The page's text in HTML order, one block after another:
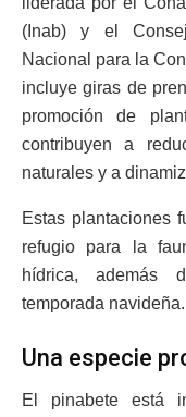
(Inab) y el
Nacional para la
incluye giras de
promoción de
contribuyen a
naturales y a
Estas plantaciones
refugio para la
hídrica, además
temporada navideña.
Una especie
El pinabete está